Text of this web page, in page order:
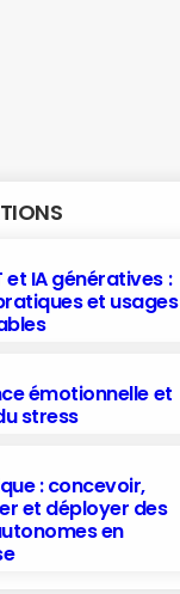
et IA génératives :
et usages
émotionnelle et
stress
: concevoir,
et déployer des
en